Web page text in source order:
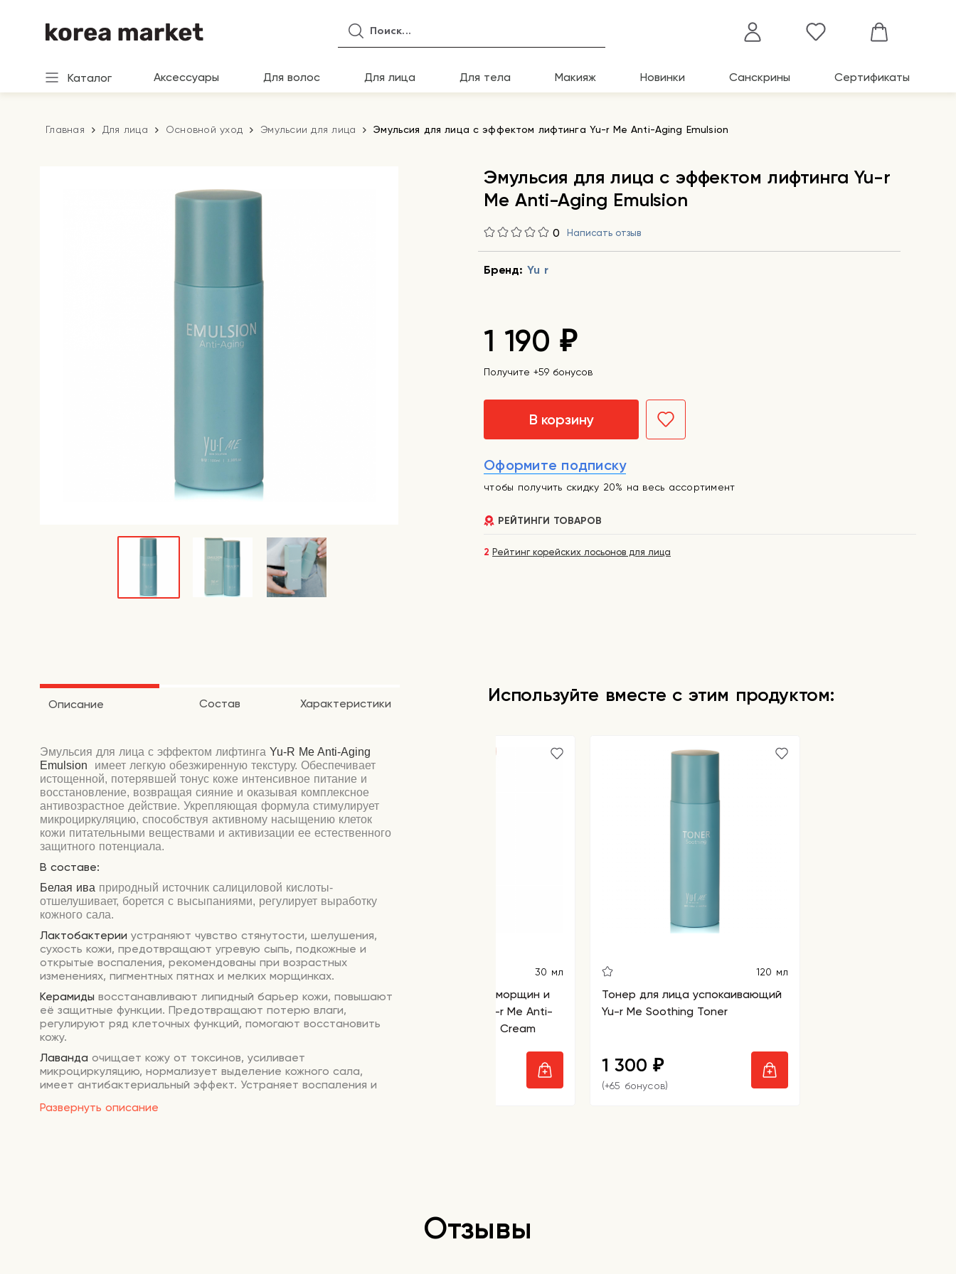
Каталог Аксессуары Для волос Для лица Для тела Макияж Новинки Санскрины Сертификаты
Главная Для лица Основной уход Эмульсии для лица Эмульсия для лица с эффектом лифтинга Yu-r Me Anti-Aging Emulsion
Эмульсия для лица с эффектом лифтинга Yu-r
Me Anti-Aging Emulsion
0 Написать отзыв
Бренд: Yu r
1 190 ₽
Получите +59 бонусов
В корзину
Оформите подписку
чтобы получить скидку 20% на весь ассортимент
РЕЙТИНГИ ТОВАРОВ
2 Рейтинг корейских лосьонов для лица
Описание Состав Характеристики
Развернуть описание
Эмульсия для лица с эффектом лифтинга Yu-R Me Anti-Aging
Emulsion имеет легкую обезжиренную текстуру. Обеспечивает
истощенной, потерявшей тонус коже интенсивное питание и
восстановление, возвращая сияние и оказывая комплексное
антивозрастное действие. Укрепляющая формула стимулирует
микроциркуляцию, способствуя активному насыщению клеток
кожи питательными веществами и активизации ее естественного
защитного потенциала.
В составе:
Белая ива природный источник салициловой кислоты-
отшелушивает, борется с высыпаниями, регулирует выработку
кожного сала.
Лактобактерии устраняют чувство стянутости, шелушения,
сухость кожи, предотвращают угревую сыпь, подкожные и
открытые воспаления, рекомендованы при возрастных
изменениях, пигментных пятнах и мелких морщинках.
Керамиды восстанавливают липидный барьер кожи, повышают
её защитные функции. Предотвращают потерю влаги,
регулируют ряд клеточных функций, помогают восстановить
кожу.
Лаванда очищает кожу от токсинов, усиливает
микроциркуляцию, нормализует выделение кожного сала,
имеет антибактериальный эффект. Устраняет воспаления и
Используйте вместе с этим продуктом:
30 мл
Крем для век против морщин и
следов усталости Yu-r Me Anti-
aging&Brightening Eye Cream
120 мл
Тонер для лица успокаивающий
Yu-r Me Soothing Toner
1 300 ₽
(+65 бонусов)
Отзывы